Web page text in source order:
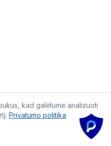
Visos teisės saugomos.
kad galėtume analizuoti
Privatumo politika